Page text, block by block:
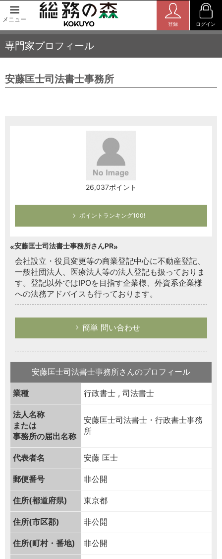
メニュー
登録 ログイン
専門家プロフィール
安藤匡士司法書士事務所
26,037ポイント
ポイントランキング100!
安藤匡士司法書士事務所さんPR
会社設立・役員変更等の商業登記中心に不動産登記、
一般社団法人、医療法人等の法人登記も扱っておりま
す。登記以外ではIPOを目指す企業様、外資系企業様
への法務アドバイスも行っております。
簡単 問い合わせ
安藤匡士司法書士事務所さんのプロフィール
業種 行政書士 , 司法書士
法人名称
または
事務所の届出名称
安藤匡士司法書士・行政書士事務
所
代表者名 安藤 匡士
郵便番号 非公開
住所(都道府県) 東京都
住所(市区郡) 非公開
住所(町村・番地) 非公開